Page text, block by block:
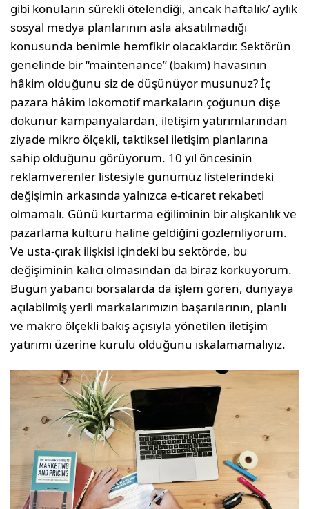
gibi konuların sürekli ötelendiği, ancak haftalık/ aylık
sosyal medya planlarının asla aksatılmadığı
konusunda benimle hemfikir olacaklardır. Sektö­rün
genelinde bir “maintenance” (bakım) havası­nın
hâkim olduğunu siz de düşünüyor musunuz? İç
pazara hâkim lokomotif markaların çoğunun dişe
dokunur kampanyalardan, iletişim yatırım­larından
ziyade mikro ölçekli, taktiksel iletişim planlarına
sahip olduğunu görüyorum. 10 yıl ön­cesinin
reklamverenler listesiyle günümüz liste­lerindeki
değişimin arkasında yalnızca e-ticaret rekabeti
olmamalı. Günü kurtarma eğiliminin bir alışkanlık ve
pazarlama kültürü haline geldiğini gözlemliyorum.
Ve usta-çırak ilişkisi içindeki bu sektörde, bu
değişiminin kalıcı olmasından da biraz korkuyorum.
Bugün yabancı borsalarda da işlem gören, dünyaya
açılabilmiş yerli markaları­mızın başarılarının, planlı
ve makro ölçekli bakış açısıyla yönetilen iletişim
yatırımı üzerine kurulu olduğunu ıskalamamalıyız.